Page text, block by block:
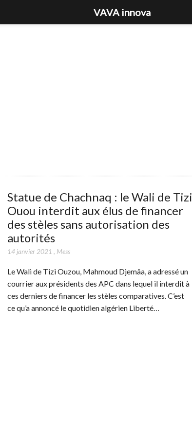
Statue de Chachnaq : le Wali de Tizi
Ouou interdit aux élus de financer
des stèles sans autorisation des
autorités
14 janvier 2021 , Mess
Le Wali de Tizi Ouzou, Mahmoud Djemâa, a adressé un
courrier aux présidents des APC dans lequel il interdit à
ces derniers de financer les stèles comparatives. C’est
ce qu’a annoncé le quotidien algérien Liberté…
VAVA innova